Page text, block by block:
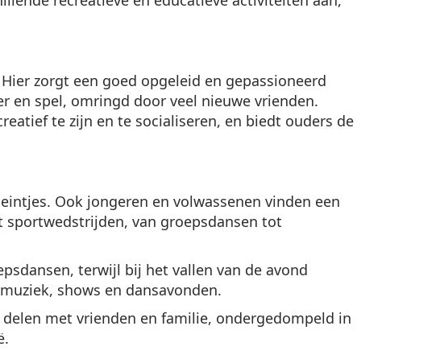
zorgt een goed opgeleid en gepassioneerd
en spel, omringd door veel nieuwe vrienden.
te zijn en te socialiseren, en biedt ouders de
Ook jongeren en volwassenen vinden een
van groepsdansen tot
terwijl bij het vallen van de avond
shows en dansavonden.
met vrienden en familie, ondergedompeld in